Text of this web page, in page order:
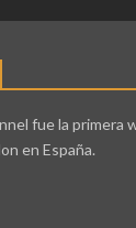
fue la primera
en España.